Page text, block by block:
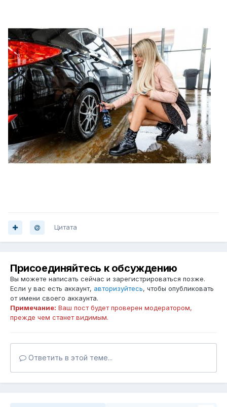
Цитата
Присоединяйтесь к обсуждению
Вы можете написать сейчас и зарегистрироваться позже.
Если у вас есть аккаунт, авторизуйтесь, чтобы опубликовать
от имени своего аккаунта.
Примечание: Ваш пост будет проверен модератором,
прежде чем станет видимым.
Ответить в этой теме...